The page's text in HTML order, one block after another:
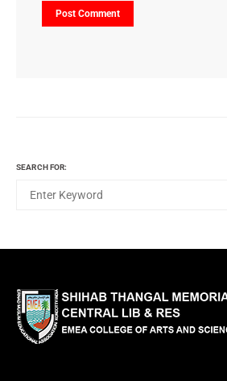
SEARCH FOR: